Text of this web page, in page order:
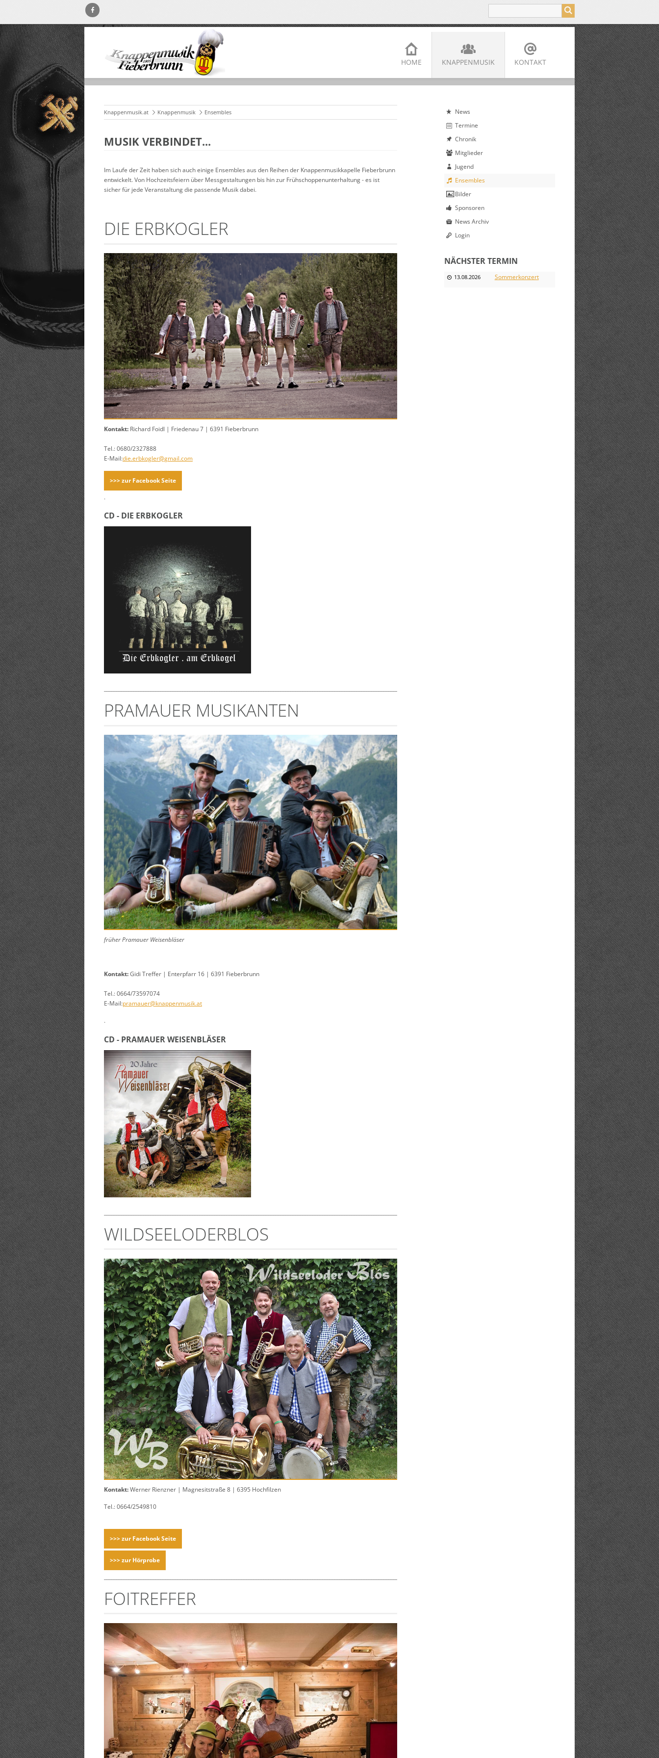
HOME KNAPPENMUSIK KONTAKT
Knappenmusik.at Knappenmusik Ensembles
MUSIK VERBINDET...
Im Laufe der Zeit haben sich auch einige Ensembles aus den Reihen der Knappenmusikkapelle Fieberbrunn
entwickelt. Von Hochzeitsfeiern über Messgestaltungen bis hin zur Frühschoppenunterhaltung - es ist
sicher für jede Veranstaltung die passende Musik dabei.
DIE ERBKOGLER
Kontakt: Richard Foidl | Friedenau 7 | 6391 Fieberbrunn
Tel.: 0680/2327888
E-Mail:die.erbkogler@gmail.com
>>> zur Facebook Seite
.
CD - DIE ERBKOGLER
PRAMAUER MUSIKANTEN
früher Pramauer Weisenbläser
Kontakt:Gidi Treffer | Enterpfarr 16 | 6391 Fieberbrunn
Tel.: 0664/73597074
E-Mail:pramauer@knappenmusik.at
.
CD - PRAMAUER WEISENBLÄSER
WILDSEELODERBLOS
Kontakt:Werner Rienzner | Magnesitstraße 8 | 6395 Hochfilzen
Tel.: 0664/2549810
>>> zur Facebook Seite
>>> zur Hörprobe
FOITREFFER
News
Termine
Chronik
Mitglieder
Jugend
Ensembles
Bilder
Sponsoren
News Archiv
Login
NÄCHSTER TERMIN
13.08.2026 Sommerkonzert